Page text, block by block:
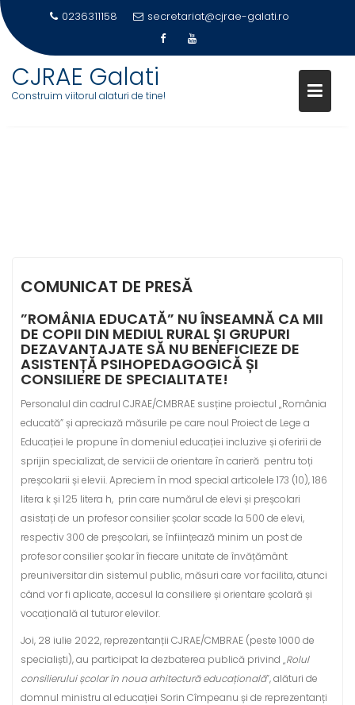
content
0236311158 secretariat@cjrae-galati.ro
CJRAE Galati
Construim viitorul alaturi de tine!
COMUNICAT DE PRESĂ
”ROMÂNIA EDUCATĂ” NU ÎNSEAMNĂ CA MII
DE COPII DIN MEDIUL RURAL ȘI GRUPURI
DEZAVANTAJATE SĂ NU BENEFICIEZE DE
ASISTENȚĂ PSIHOPEDAGOGICĂ ȘI
CONSILIERE DE SPECIALITATE!
Personalul din cadrul CJRAE/CMBRAE susține proiectul „România
educată” și apreciază măsurile pe care noul Proiect de Lege a
Educației le propune în domeniul educației incluzive și oferirii de
sprijin specializat, de servicii de orientare în carieră pentru toți
preșcolarii și elevii. Apreciem în mod special articolele 173 (10), 186
litera k și 125 litera h, prin care numărul de elevi și preșcolari
asistați de un profesor consilier școlar scade la 500 de elevi,
respectiv 300 de preșcolari, se înființează minim un post de
profesor consilier școlar în fiecare unitate de învățământ
preuniversitar din sistemul public, măsuri care vor facilita, atunci
când vor fi aplicate, accesul la consiliere și orientare școlară și
vocațională al tuturor elevilor.
Joi, 28 iulie 2022, reprezentanții CJRAE/CMBRAE (peste 1000 de
specialiști), au participat la dezbaterea publică privind „Rolul
consilierului școlar în noua arhitectură educațională”, alături de
domnul ministru al educației Sorin Cîmpeanu și de reprezentanți